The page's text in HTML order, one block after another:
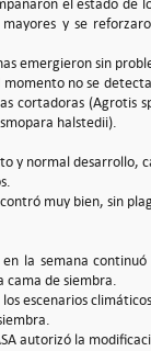
el estado de
y se
emergieron sin
no se
cortadoras (Agrotis
halstedii).
y normal
muy bien, sin
la semana
cama de siembra.
escenarios
autorizó la